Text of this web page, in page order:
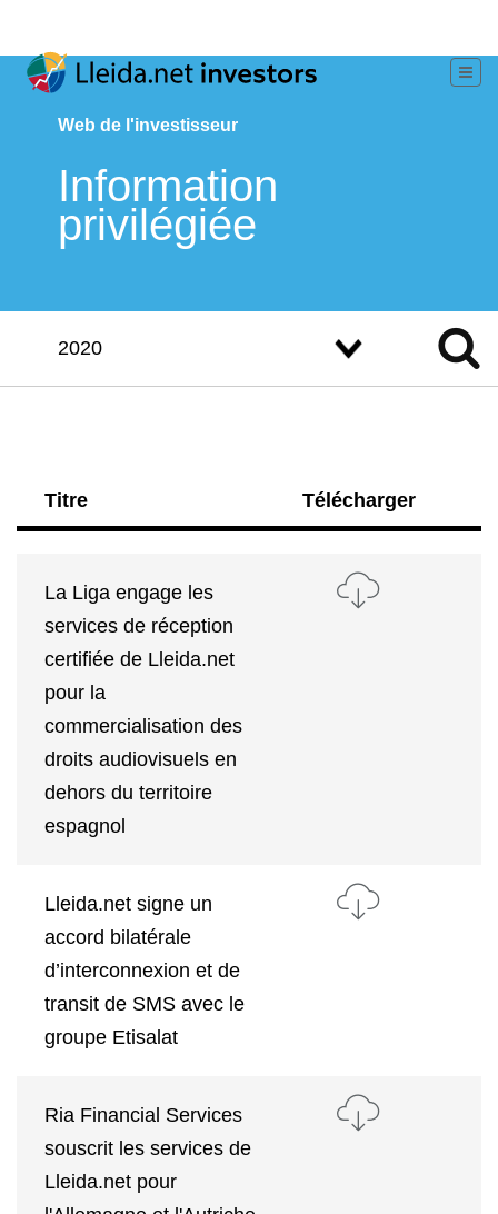
Web de l'investisseur
Information
privilégiée
2020
Titre Télécharger
La Liga engage les
services de réception
certifiée de Lleida.net
pour la
commercialisation des
droits audiovisuels en
dehors du territoire
espagnol
Lleida.net signe un
accord bilatérale
d’interconnexion et de
transit de SMS avec le
groupe Etisalat
Ria Financial Services
souscrit les services de
Lleida.net pour